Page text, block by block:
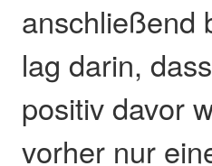
anschließend
lag darin,
positiv davor
vorher nur